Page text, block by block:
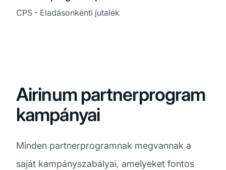
CPS - Eladásonkénti jutalék
Airinum partnerprogram
kampányai
Minden partnerprogramnak megvannak a
saját kampányszabályai, amelyeket fontos